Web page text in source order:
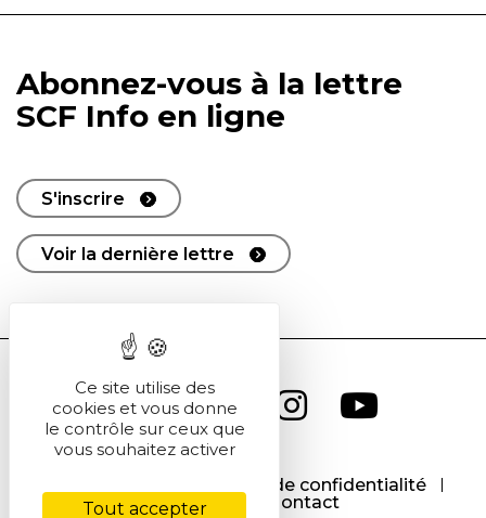
Abonnez-vous à la lettre
SCF Info en ligne
S'inscrire
Voir la dernière lettre
Politique de confidentialité
Cookies
Contact
Ce site utilise des
cookies et vous donne
le contrôle sur ceux que
vous souhaitez activer
Tout accepter